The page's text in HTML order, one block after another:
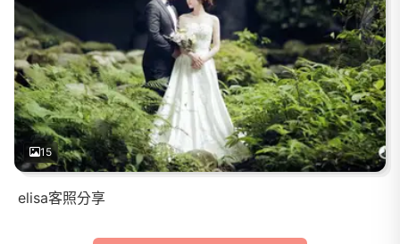
15
elisa客照分享